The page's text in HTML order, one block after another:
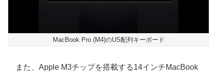
MacBook Pro (M4)のUS配列キーボード
また、Apple M3チップを搭載する14インチMacBook